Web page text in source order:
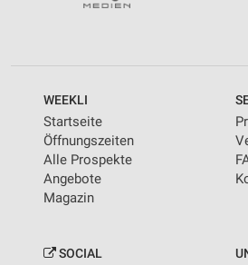
WEEKLI
Startseite
Öffnungszeiten
Alle Prospekte
Angebote
Magazin
SOCIAL